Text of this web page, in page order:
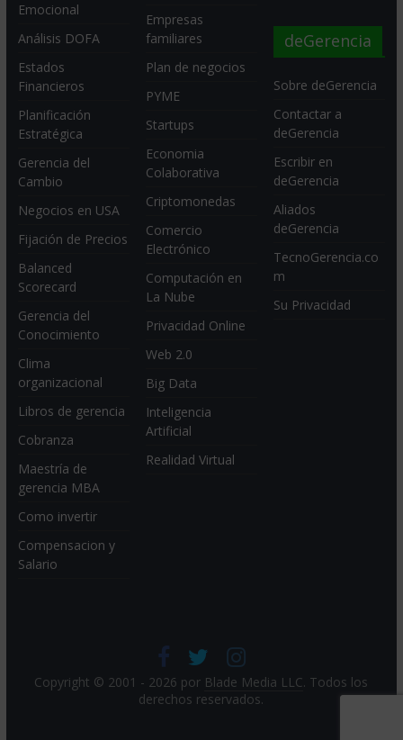
Emocional
Análisis DOFA
Estados
Financieros
Planificación
Estratégica
Gerencia del
Cambio
Negocios en USA
Fijación de Precios
Balanced
Scorecard
Gerencia del
Conocimiento
Clima
organizacional
Libros de gerencia
Cobranza
Maestría de
gerencia MBA
Como invertir
Compensacion y
Salario
Empresas
familiares
Plan de negocios
PYME
Startups
Economia
Colaborativa
Criptomonedas
Comercio
Electrónico
Computación en
La Nube
Privacidad Online
Web 2.0
Big Data
Inteligencia
Artificial
Realidad Virtual
deGerencia
Sobre deGerencia
Contactar a
deGerencia
Escribir en
deGerencia
Aliados
deGerencia
TecnoGerencia.co
m
Su Privacidad
Copyright © 2001 - 2026 por Blade Media LLC. Todos los
derechos reservados.